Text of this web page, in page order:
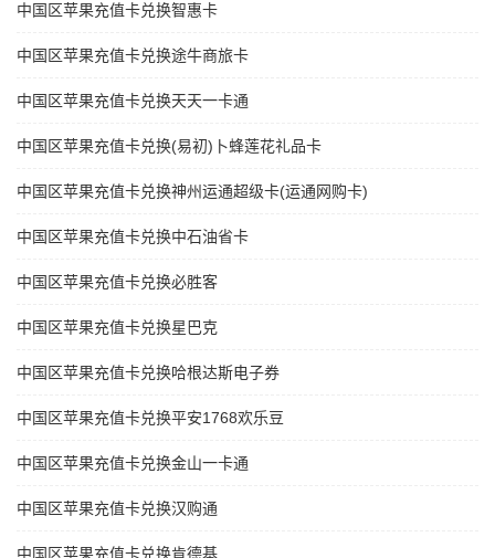
中国区苹果充值卡兑换智惠卡
中国区苹果充值卡兑换途牛商旅卡
中国区苹果充值卡兑换天天一卡通
中国区苹果充值卡兑换(易初)卜蜂莲花礼品卡
中国区苹果充值卡兑换神州运通超级卡(运通网购卡)
中国区苹果充值卡兑换中石油省卡
中国区苹果充值卡兑换必胜客
中国区苹果充值卡兑换星巴克
中国区苹果充值卡兑换哈根达斯电子券
中国区苹果充值卡兑换平安1768欢乐豆
中国区苹果充值卡兑换金山一卡通
中国区苹果充值卡兑换汉购通
中国区苹果充值卡兑换肯德基